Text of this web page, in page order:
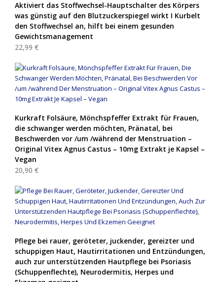
Aktiviert das Stoffwechsel-Hauptschalter des Körpers
was günstig auf den Blutzuckerspiegel wirkt I Kurbelt
den Stoffwechsel an, hilft bei einem gesunden
Gewichtsmanagement
22,99 €
Kurkraft Folsäure, Mönchspfeffer Extrakt für Frauen,
die schwanger werden möchten, Pränatal, bei
Beschwerden vor /um /während der Menstruation –
Original Vitex Agnus Castus – 10mg Extrakt je Kapsel –
Vegan
20,90 €
Pflege bei rauer, geröteter, juckender, gereizter und
schuppigen Haut, Hautirritationen und Entzündungen,
auch zur unterstützenden Hautpflege bei Psoriasis
(Schuppenflechte), Neurodermitis, Herpes und